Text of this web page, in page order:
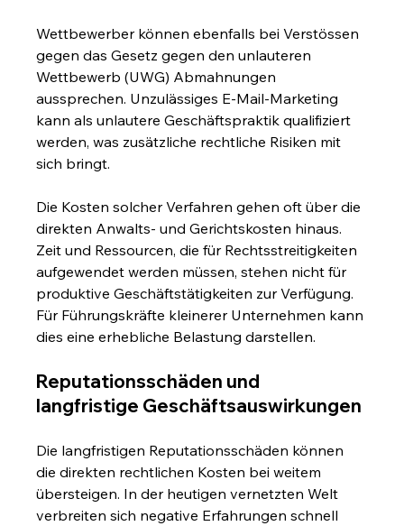
Wettbewerber können ebenfalls bei Verstössen
gegen das Gesetz gegen den unlauteren
Wettbewerb (UWG) Abmahnungen
aussprechen. Unzulässiges E-Mail-Marketing
kann als unlautere Geschäftspraktik qualifiziert
werden, was zusätzliche rechtliche Risiken mit
sich bringt.
Die Kosten solcher Verfahren gehen oft über die
direkten Anwalts- und Gerichtskosten hinaus.
Zeit und Ressourcen, die für Rechtsstreitigkeiten
aufgewendet werden müssen, stehen nicht für
produktive Geschäftstätigkeiten zur Verfügung.
Für Führungskräfte kleinerer Unternehmen kann
dies eine erhebliche Belastung darstellen.
Reputationsschäden und
langfristige Geschäftsauswirkungen
Die langfristigen Reputationsschäden können
die direkten rechtlichen Kosten bei weitem
übersteigen. In der heutigen vernetzten Welt
verbreiten sich negative Erfahrungen schnell